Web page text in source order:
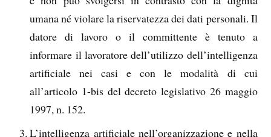
umana né violare la riservatezza dei dati personali. Il
datore di lavoro o il committente è tenuto a
informare il lavoratore dell’utilizzo dell’intelligenza
artificiale nei casi e con le modalità di cui
all’articolo 1-bis del decreto legislativo 26 maggio
1997, n. 152.
L’intelligenza artificiale nell’organizzazione e nella